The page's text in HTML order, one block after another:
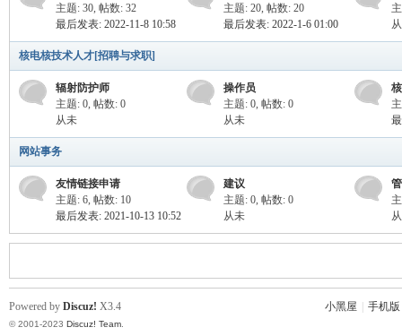
enc
主题: 30, 帖数: 32
最后发表: 2022-11-8 10:58
主题: 20, 帖数: 20
最后发表: 2022-1-6 01:00
核电核技术人才[招聘与求职]
辐射防护师
主题: 0, 帖数: 0
从未
操作员
主题: 0, 帖数: 0
从未
网站事务
友情链接申请
主题: 6, 帖数: 10
最后发表: 2021-10-13 10:52
建议
主题: 0, 帖数: 0
从未
小黑屋 手机版
Powered by Discuz! X3.4
© 2001-2023 Discuz! Team.